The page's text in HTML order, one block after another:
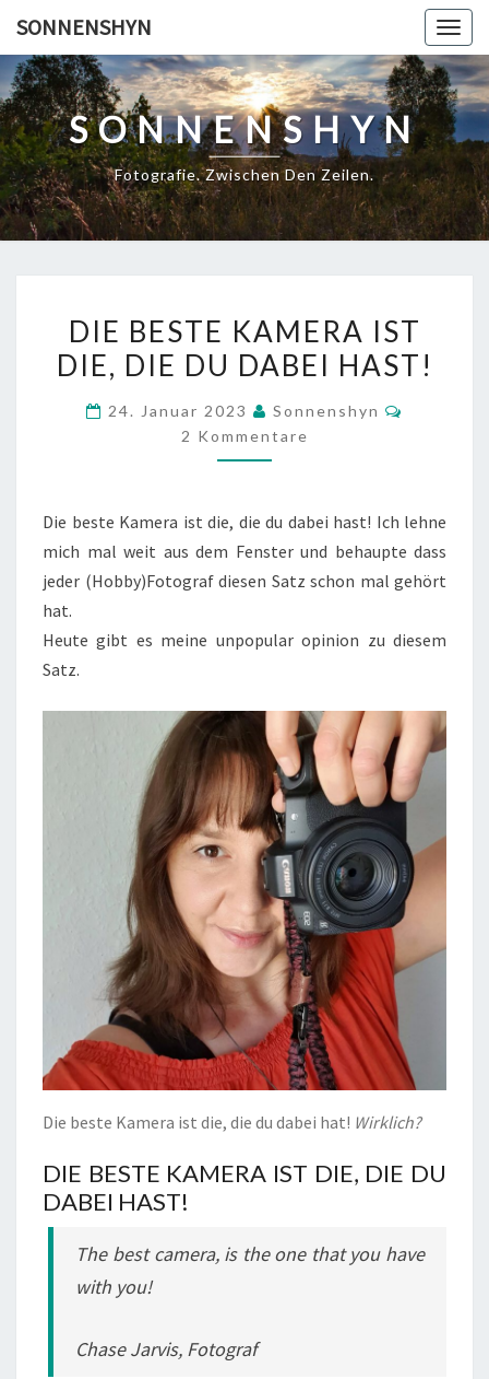
content
SONNENSHYN
SONNENSHYN
Fotografie. Zwischen Den Zeilen.
BESTE
KAMERA
DIE,
DIE
DABEI
HAST!
DIE BESTE KAMERA IST
DIE, DIE DU DABEI HAST!
24. Januar 2023 Sonnenshyn
2 Kommentare
Die beste Kamera ist die, die du dabei hast! Ich lehne
mich mal weit aus dem Fenster und behaupte dass
jeder (Hobby)Fotograf diesen Satz schon mal gehört
hat.
Heute gibt es meine unpopular opinion zu diesem
Satz.
Die beste Kamera ist die, die du dabei hat! Wirklich?
DIE BESTE KAMERA IST DIE, DIE DU
DABEI HAST!
The best camera, is the one that you have
with you!
Chase Jarvis, Fotograf